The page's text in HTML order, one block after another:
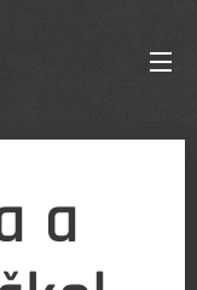
a